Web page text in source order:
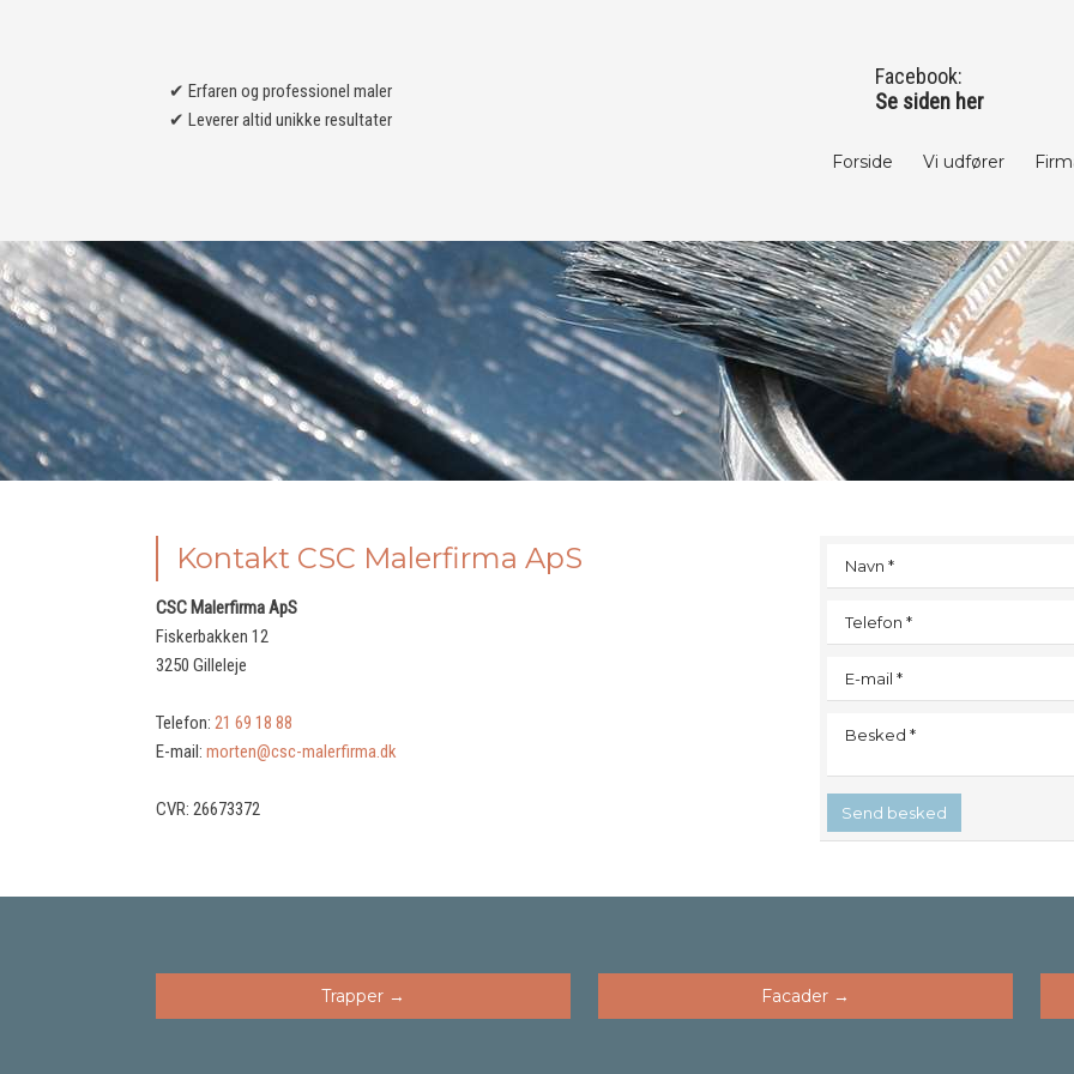
​✔ Erfaren og professionel maler
✔ Leverer altid unikke resultater
Facebook: ​
Se siden her
Forside Vi udfører
Kontakt CSC Malerfirma ApS
​CSC Malerfirma ApS
Fiskerbakken 12
3250 Gilleleje
Telefon: 21 69 18 88
E-mail: morten@csc-malerfirma.dk
CVR: 26673372
​Trapper →​ ​Facader →​